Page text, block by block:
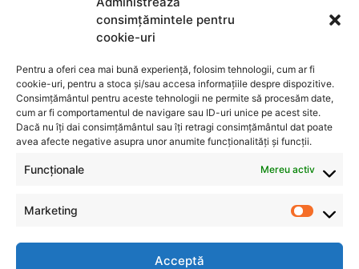
consimțămintele pentru
cookie-uri
Pentru a oferi cea mai bună experiență, folosim tehnologii, cum ar fi
cookie-uri, pentru a stoca și/sau accesa informațiile despre dispozitive.
Consimțământul pentru aceste tehnologii ne permite să procesăm date,
cum ar fi comportamentul de navigare sau ID-uri unice pe acest site.
Dacă nu îți dai consimțământul sau îți retragi consimțământul dat poate
avea afecte negative asupra unor anumite funcționalități și funcții.
Funcționale Mereu activ
Marketing
Acceptă